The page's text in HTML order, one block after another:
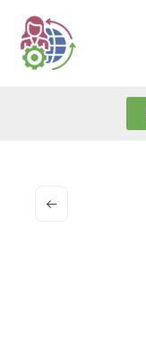
Skip
content